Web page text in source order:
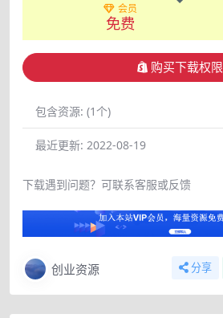
会员
免费
购买下载权限
包含资源: (1个)
最近更新: 2022-08-19
下载遇到问题？可联系客服或反馈
创业资源 分享